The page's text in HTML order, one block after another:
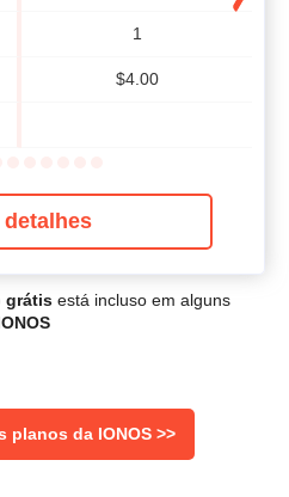
1
$4.00
detalhes
grátis está incluso em alguns
planos da IONOS >>